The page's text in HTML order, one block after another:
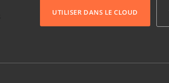
UTILISER DANS LE CLOUD